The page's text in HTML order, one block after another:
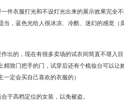
件衣服打光和不设灯光出来的展示效果完全
，蓝色光给人很冰凉、冷酷、迷幻的感觉（
出的，现在有很多卖场的试衣间简直不堪入目
致门把手的门，试穿后还有个梳妆台可以让
定会买自己喜欢的衣服的）
于高档定位的女装，以免被盗。